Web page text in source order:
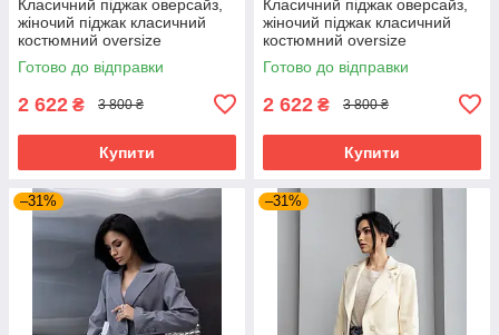
Класичний піджак оверсайз,
жіночий піджак класичний
костюмний oversize
подовжений рожевий 40–50
розміри
Готово до відправки
2 622 ₴ 3 800 ₴
Купити
Класичний піджак оверсайз,
жіночий піджак класичний
костюмний oversize
подовжений м'ятний 40–50
розміри
Готово до відправки
2 622 ₴ 3 800 ₴
Купити
–31% –31%